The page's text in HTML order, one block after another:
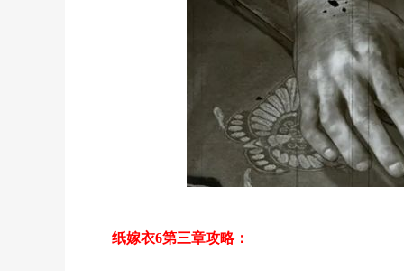
纸嫁衣6第三章攻略：